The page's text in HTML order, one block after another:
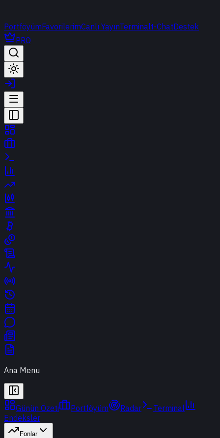
PortföyümFavorilerimCanlı YayınTerminalt-ChatDestek
PRO
Ana Menu
Günün Özeti Portföyüm Radar
Terminal
Endeksler
Fonlar